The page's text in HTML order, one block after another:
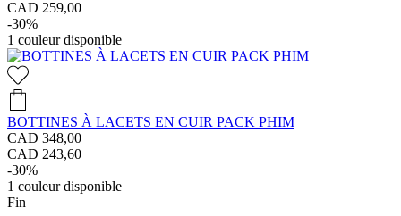
CAD 259,00
-30%
1 couleur disponible
BOTTINES À LACETS EN CUIR PACK PHIM
CAD 348,00
CAD 243,60
-30%
1 couleur disponible
Fin